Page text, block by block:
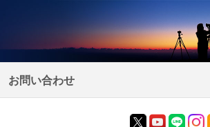
お問い合わせ